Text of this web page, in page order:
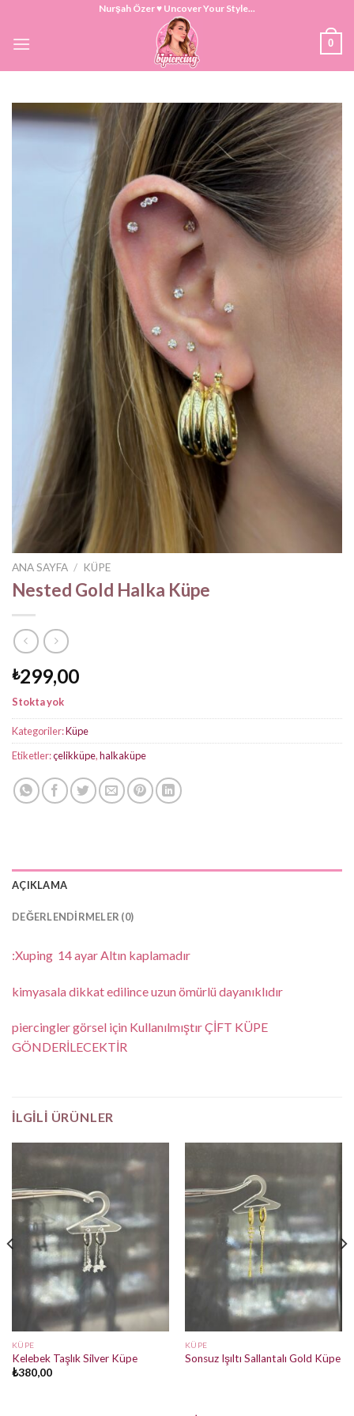
content
Nurşah Özer ♥ Uncover Your Style...
0
ANA SAYFA / KÜPE
Nested Gold Halka Küpe
₺299,00
Stokta yok
Kategoriler:Küpe
Etiketler:çelikküpe,halkaküpe
AÇIKLAMA
DEĞERLENDIRMELER (0)
:Xuping 14 ayar Altın kaplamadır
kimyasala dikkat edilince uzun ömürlü dayanıklıdır
piercingler görsel için Kullanılmıştır ÇİFT KÜPE
GÖNDERİLECEKTİR
İLGILI ÜRÜNLER
KÜPE
Kelebek Taşlık Silver Küpe
₺380,00
KÜPE
Sonsuz Işıltı Sallantalı Gold Küpe